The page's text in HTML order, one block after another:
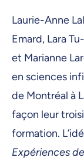
Laurie-Anne
Emard, Lara
et Marianne
en sciences
de Montréal à
façon leur
formation.
Expériences